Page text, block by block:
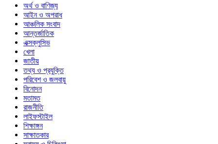
অর্থ ও বাণিজ্য
আইন ও অপরাধ
আঞ্চলিক সংবাদ
আন্তর্জাতিক
এক্সক্লুসিভ
খেলা
জাতীয়
তথ্য ও প্রযুক্তি
পরিবেশ ও জলবায়ু
বিনোদন
মতামত
রাজনীতি
লাইফস্টাইল
শিক্ষাঙ্গন
সাক্ষাতকার